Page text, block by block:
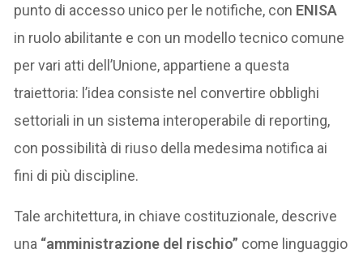
punto di accesso unico per le notifiche, con ENISA
in ruolo abilitante e con un modello tecnico comune
per vari atti dell’Unione, appartiene a questa
traiettoria: l’idea consiste nel convertire obblighi
settoriali in un sistema interoperabile di reporting,
con possibilità di riuso della medesima notifica ai
fini di più discipline.
Tale architettura, in chiave costituzionale, descrive
una “amministrazione del rischio” come linguaggio